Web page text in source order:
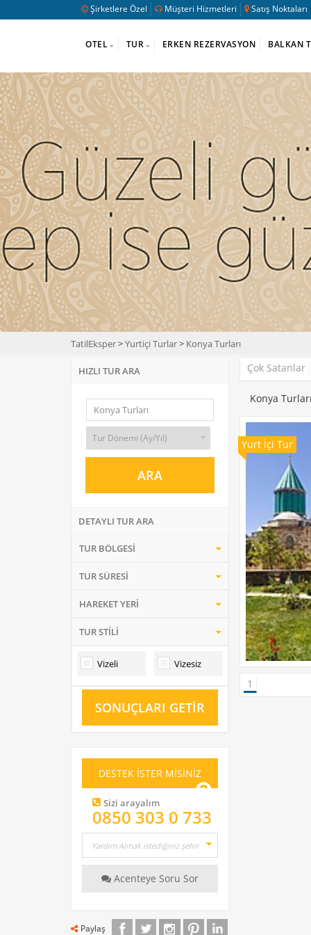
Şirketlere Özel Müşteri Hizmetleri Satış Noktaları
OTEL TUR ERKEN REZERVASYON BALKAN
TatilEksper>Yurtiçi Turlar> Konya Turları
HIZLI TUR ARA
DETAYLI TUR ARA
TUR BÖLGESİ
TUR SÜRESİ
HAREKET YERİ
TUR STİLİ
Vizeli Vizesiz
SONUÇLARI GETİR
DESTEK İSTER MİSİNİZ
Sizi arayalım
0850 303 0 733
Acenteye Soru Sor
Paylaş
Çok Satanlar
Konya
Yurt İçi Tur
1